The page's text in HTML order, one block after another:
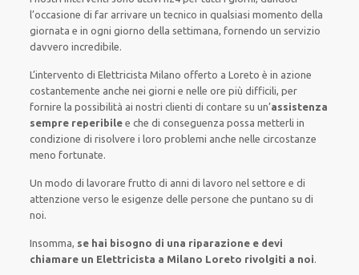
l’occasione di far arrivare untecnico inqualsiasi momento della
giornata e inogni giorno della settimana, fornendo un servizio
davvero incredibile.
L’intervento di Elettricista Milanoofferto a Loreto èin azione
costantemente anchenei giorni e nelle ore piùdifficili, per
fornire la possibilità ai nostri clienti dicontare su un’assistenza
sempre reperibile e chedi conseguenza possa metterli in
condizione di risolvere i loro problemi anchenelle circostanze
meno fortunate.
Un modo di lavorare frutto di anni di lavoro nel settore e di
attenzione verso le esigenzedelle persone che puntano su di
noi.
Insomma, se hai bisogno di una riparazione e devi
chiamare un Elettricista a Milano Loreto rivolgiti a noi.